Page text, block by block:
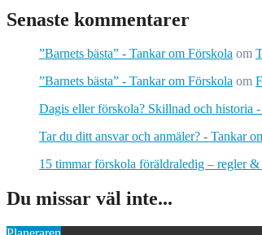
Senaste kommentarer
”Barnets bästa” - Tankar om Förskola om
”Barnets bästa” - Tankar om Förskola om
Dagis eller förskola? Skillnad och historia
Tar du ditt ansvar och anmäler? - Tankar
15 timmar förskola föräldraledig – regler
Du missar väl inte...